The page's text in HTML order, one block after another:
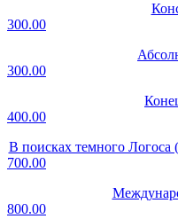
300.00
300.00
400.00
В поисках темного Логоса
700.00
800.00